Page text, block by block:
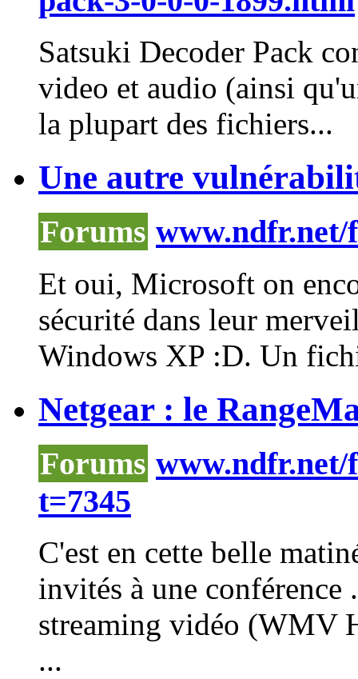
Satsuki Decoder Pack
video et audio (ainsi
la plupart des fichiers...
Une autre
Forums www.ndfr.net/
Et oui, Microsoft on
sécurité dans leur
Windows XP :D. Un
Netgear : le
Forums www.ndfr.net/
t=7345
C'est en cette belle
invités à une conférence
streaming vidéo (WMV
...